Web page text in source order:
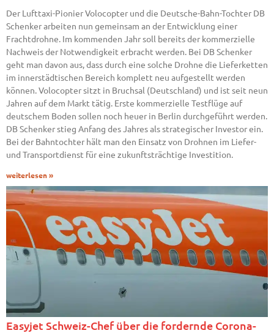
Der Lufttaxi-Pionier Volocopter und die Deutsche-Bahn-Tochter DB
Schenker arbeiten nun gemeinsam an der Entwicklung einer
Frachtdrohne. Im kommenden Jahr soll bereits der kommerzielle
Nachweis der Notwendigkeit erbracht werden. Bei DB Schenker
geht man davon aus, dass durch eine solche Drohne die Lieferketten
im innerstädtischen Bereich komplett neu aufgestellt werden
können. Volocopter sitzt in Bruchsal (Deutschland) und ist seit neun
Jahren auf dem Markt tätig. Erste kommerzielle Testflüge auf
deutschem Boden sollen noch heuer in Berlin durchgeführt werden.
DB Schenker stieg Anfang des Jahres als strategischer Investor ein.
Bei der Bahntochter hält man den Einsatz von Drohnen im Liefer-
und Transportdienst für eine zukunftsträchtige Investition.
weiterlesen »
Easyjet Schweiz-Chef über die fordernde Corona-